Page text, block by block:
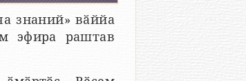
знаний» вӑййа
эфира раштав